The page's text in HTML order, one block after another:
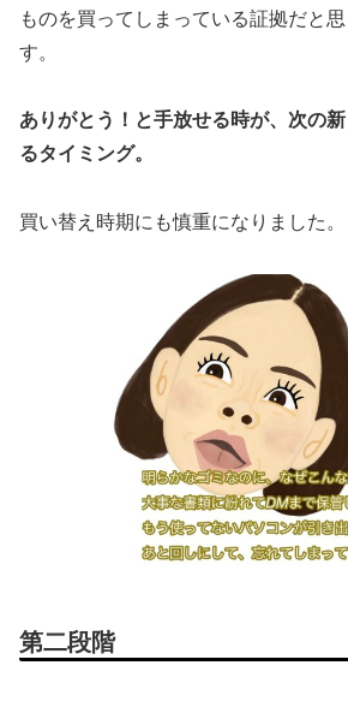
ものを買ってしまっている証拠だと
す。
ありがとう！と手放せる時が、次の
るタイミング。
買い替え時期にも慎重になりました。
第二段階